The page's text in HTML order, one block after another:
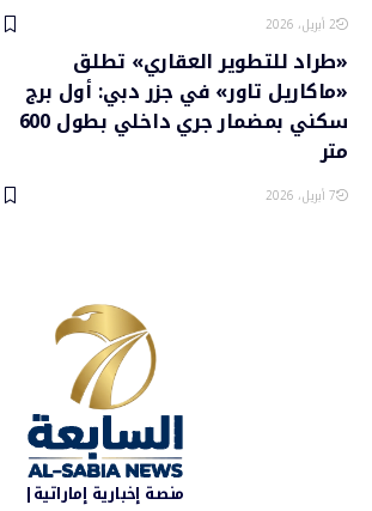
2 أبريل، 2026
«طراد للتطوير العقاري» تطلق
«ماكاريل تاور» في جزر دبي: أول برج
سكني بمضمار جري داخلي بطول 600
متر
7 أبريل، 2026
منصة إخبارية إماراتية|